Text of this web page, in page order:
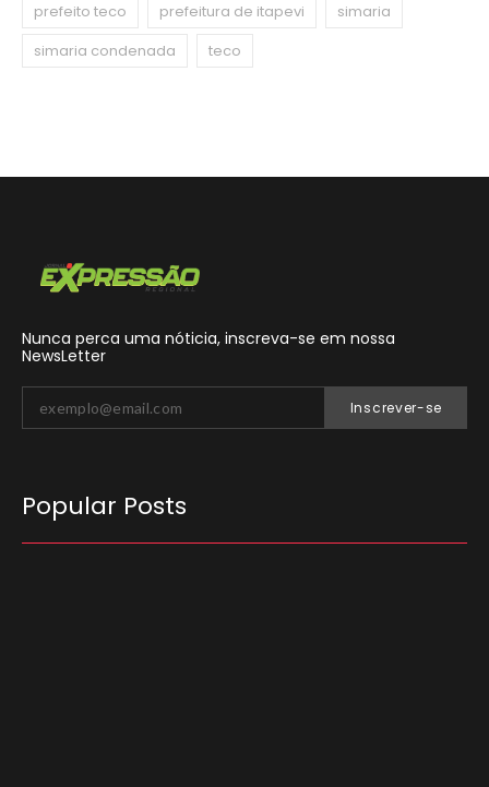
prefeito teco
prefeitura de itapevi
simaria
simaria condenada
teco
Nunca perca uma nóticia, inscreva-se em nossa
NewsLetter
Inscrever-se
Popular Posts